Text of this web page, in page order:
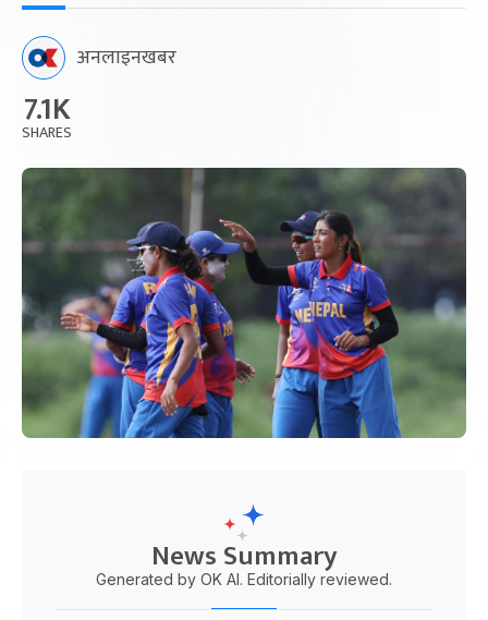
अनलाइनखबर
7.1K
SHARES
News Summary
Generated by OK AI. Editorially reviewed.